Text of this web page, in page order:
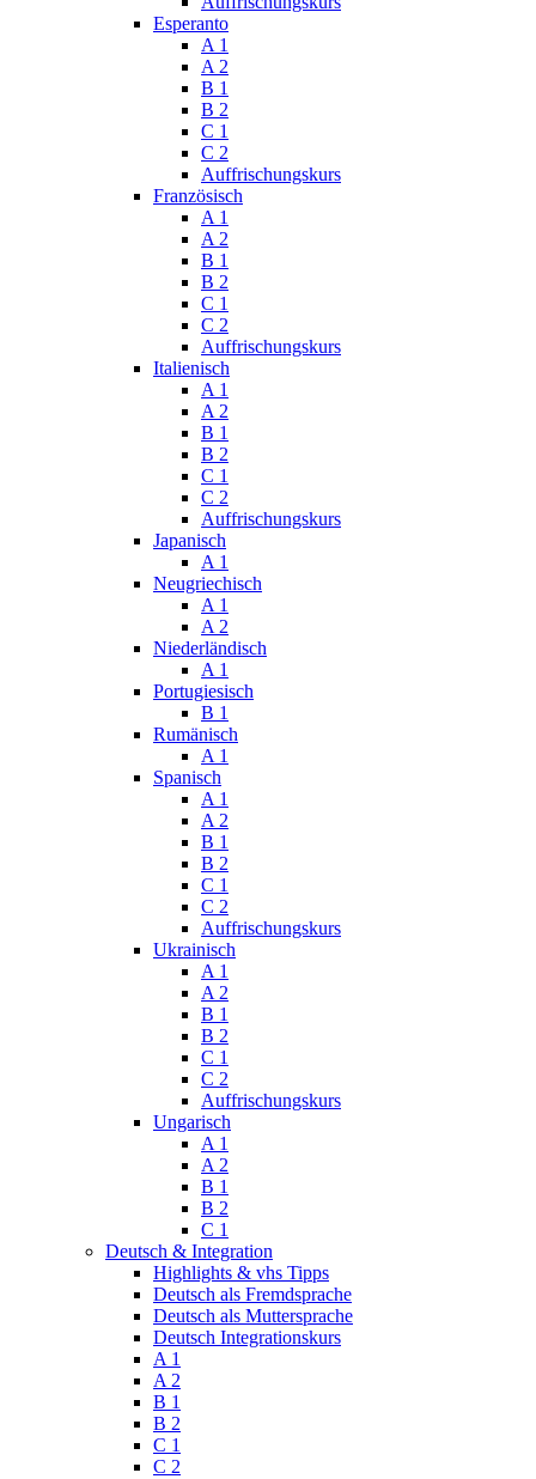
Esperanto
A 1
A 2
B 1
B 2
C 1
C 2
Auffrischungskurs
Französisch
A 1
A 2
B 1
B 2
C 1
C 2
Auffrischungskurs
Italienisch
A 1
A 2
B 1
B 2
C 1
C 2
Auffrischungskurs
Japanisch
A 1
Neugriechisch
A 1
A 2
Niederländisch
A 1
Portugiesisch
B 1
Rumänisch
A 1
Spanisch
A 1
A 2
B 1
B 2
C 1
C 2
Auffrischungskurs
Ukrainisch
A 1
A 2
B 1
B 2
C 1
C 2
Auffrischungskurs
Ungarisch
A 1
A 2
B 1
B 2
C 1
Deutsch & Integration
Highlights & vhs Tipps
Deutsch als Fremdsprache
Deutsch als Muttersprache
Deutsch Integrationskurs
A 1
A 2
B 1
B 2
C 1
C 2